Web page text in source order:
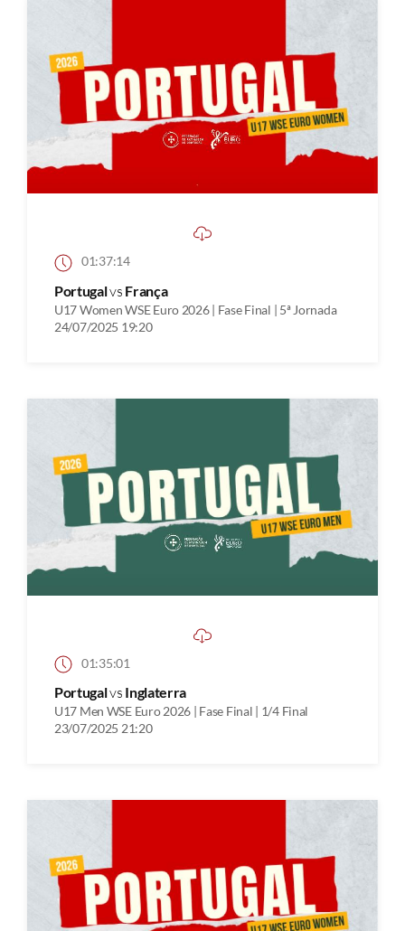
01:37:14
Portugalvs França
U17 Women WSE Euro 2026 | Fase Final | 5ª Jornada
24/07/2025 19:20
01:35:01
Portugalvs Inglaterra
U17 Men WSE Euro 2026 | Fase Final | 1/4 Final
23/07/2025 21:20